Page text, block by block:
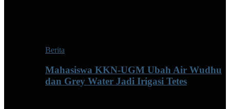
Berita
Mahasiswa KKN-UGM Ubah Air Wudhu
dan Grey Water Jadi Irigasi Tetes